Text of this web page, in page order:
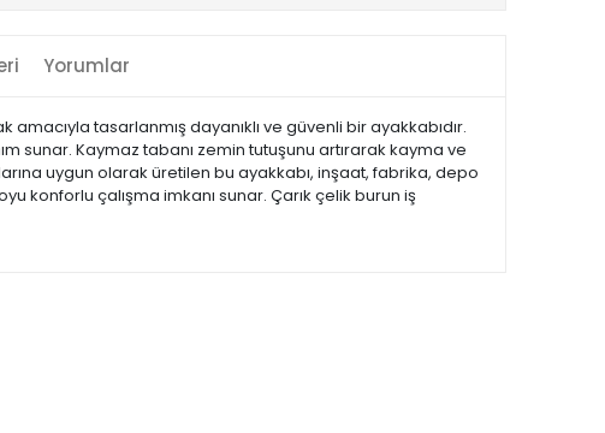
Yorumlar
tasarlanmış dayanıklı ve güvenli bir ayakkabıdır.
sunar. Kaymaz tabanı zemin tutuşunu artırarak kayma ve
uygun olarak üretilen bu ayakkabı, inşaat, fabrika, depo
konforlu çalışma imkanı sunar. Çarık çelik burun iş